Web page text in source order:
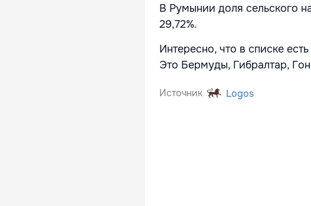
В Румынии доля сельского
29,72%.
Интересно, что в списке
Это Бермуды, Гибралтар,
Источник Logos